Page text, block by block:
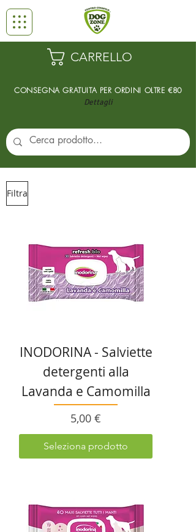
CARRELLO
CONSEGNA GRATUITA PER ORDINI OLTRE €80
Dettagli
Filtra
INODORINA - Salviette
detergenti alla
Lavanda e Camomilla
Prezzo
5,00 €
Seleziona prodotto